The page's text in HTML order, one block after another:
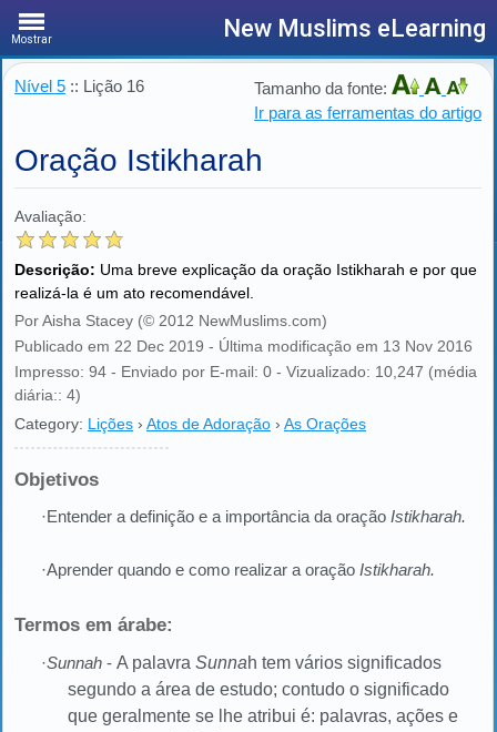
Mostrar New Muslims eLearning
Nível 5 :: Lição 16
Tamanho da fonte:
Ir para as ferramentas do artigo
Oração Istikharah
Avaliação:
Descrição: Uma breve explicação da oração Istikharah e por que
realizá-la é um ato recomendável.
Por Aisha Stacey (© 2012 NewMuslims.com)
Publicado em 22 Dec 2019 - Última modificação em 13 Nov 2016
Impresso: 94 - Enviado por E-mail: 0 - Vizualizado: 10,247 (média
diária:: 4)
Category: Lições › Atos de Adoração › As Orações
Objetivos
·Entender a definição e a importância da oração Istikharah.
·Aprender quando e como realizar a oração Istikharah.
Termos em árabe:
·Sunnah - A palavra Sunnah tem vários significados
segundo a área de estudo; contudo o significado
que geralmente se lhe atribui é: palavras, ações e